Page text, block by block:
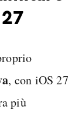
, con iOS 27
più